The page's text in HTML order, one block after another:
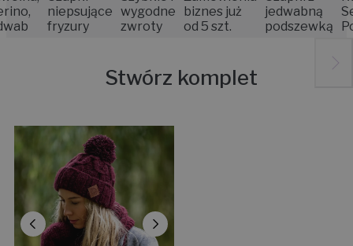
niepsujące
fryzury
wygodne
zwroty
biznes już
od 5 szt.
jedwabną
podszewką
Stwórz komplet